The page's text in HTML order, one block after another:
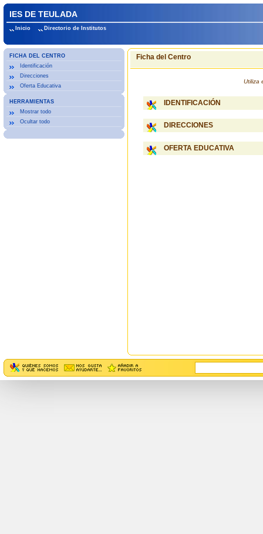
IES DE TEULADA
Inicio Directorio de Institutos
FICHA DEL CENTRO
Identificación
Direcciones
Oferta Educativa
HERRAMIENTAS
Mostrar todo
Ocultar todo
Ficha del Centro
Utiliza
IDENTIFICACIÓN
DIRECCIONES
OFERTA EDUCATIVA